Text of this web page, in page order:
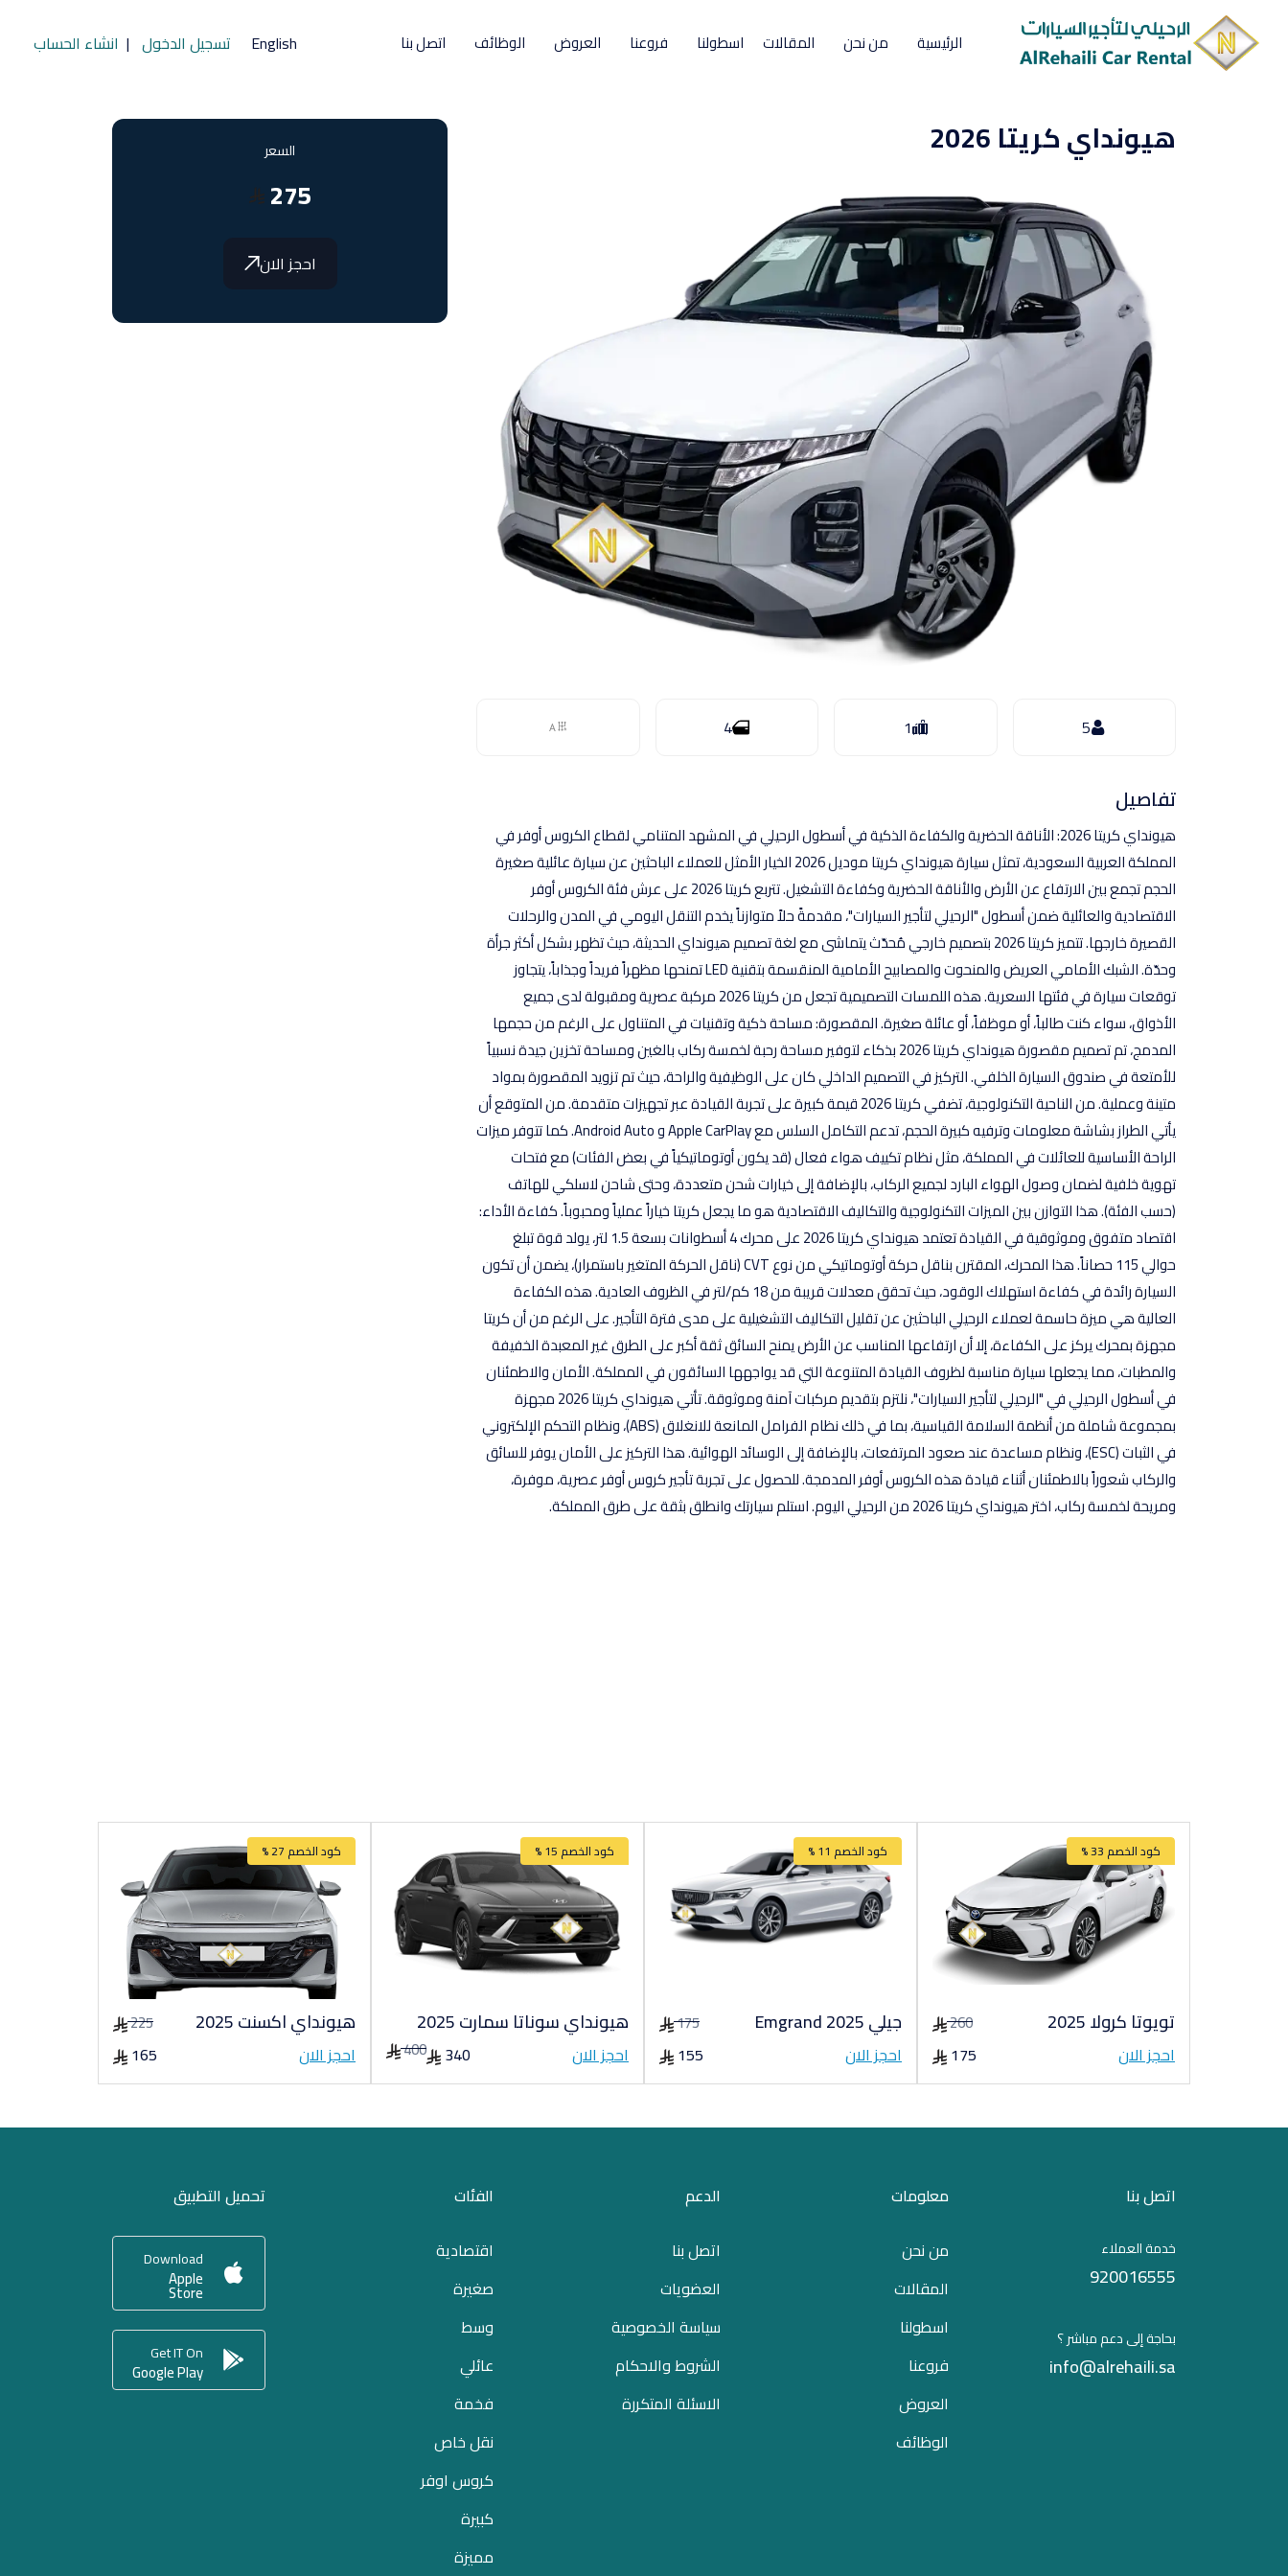
الرئيسية من نحن المقالات اسطولنا فروعنا العروض الوظائف اتصل بنا English تسجيل الدخول | انشاء الحساب
هيونداي كريتا 2026
5
1
4
تفاصيل
هيونداي كريتا 2026: الأناقة الحضرية والكفاءة الذكية في أسطول الرحيلي في المشهد المتنامي لقطاع الكروس أوفر في
المملكة العربية السعودية، تمثل سيارة هيونداي كريتا موديل 2026 الخيار الأمثل للعملاء الباحثين عن سيارة عائلية صغيرة
الحجم تجمع بين الارتفاع عن الأرض والأناقة الحضرية وكفاءة التشغيل. تتربع كريتا 2026 على عرش فئة الكروس أوفر
الاقتصادية والعائلية ضمن أسطول "الرحيلي لتأجير السيارات"، مقدمةً حلاً متوازناً يخدم التنقل اليومي في المدن والرحلات
القصيرة خارجها. تتميز كريتا 2026 بتصميم خارجي مُحدّث يتماشى مع لغة تصميم هيونداي الحديثة، حيث تظهر بشكل أكثر جرأة
وحدّة. الشبك الأمامي العريض والمنحوت والمصابيح الأمامية المنقسمة بتقنية LED تمنحها مظهراً فريداً وجذاباً، يتجاوز
توقعات سيارة في فئتها السعرية. هذه اللمسات التصميمية تجعل من كريتا 2026 مركبة عصرية ومقبولة لدى جميع
الأذواق، سواء كنت طالباً، أو موظفاً، أو عائلة صغيرة. المقصورة: مساحة ذكية وتقنيات في المتناول على الرغم من حجمها
المدمج، تم تصميم مقصورة هيونداي كريتا 2026 بذكاء لتوفير مساحة رحبة لخمسة ركاب بالغين ومساحة تخزين جيدة نسبياً
للأمتعة في صندوق السيارة الخلفي. التركيز في التصميم الداخلي كان على الوظيفية والراحة، حيث تم تزويد المقصورة بمواد
متينة وعملية. من الناحية التكنولوجية، تضفي كريتا 2026 قيمة كبيرة على تجربة القيادة عبر تجهيزات متقدمة. من المتوقع أن
يأتي الطراز بشاشة معلومات وترفيه كبيرة الحجم، تدعم التكامل السلس مع Apple CarPlay و Android Auto. كما تتوفر ميزات
الراحة الأساسية للعائلات في المملكة، مثل نظام تكييف هواء فعال (قد يكون أوتوماتيكياً في بعض الفئات) مع فتحات
تهوية خلفية لضمان وصول الهواء البارد لجميع الركاب، بالإضافة إلى خيارات شحن متعددة، وحتى شاحن لاسلكي للهاتف
(حسب الفئة). هذا التوازن بين الميزات التكنولوجية والتكاليف الاقتصادية هو ما يجعل كريتا خياراً عملياً ومحبوباً. كفاءة الأداء:
اقتصاد متفوق وموثوقية في القيادة تعتمد هيونداي كريتا 2026 على محرك 4 أسطوانات بسعة 1.5 لتر، يولد قوة تبلغ
حوالي 115 حصاناً. هذا المحرك، المقترن بناقل حركة أوتوماتيكي من نوع CVT (ناقل الحركة المتغير باستمرار)، يضمن أن تكون
السيارة رائدة في كفاءة استهلاك الوقود، حيث تحقق معدلات قريبة من 18 كم/لتر في الظروف العادية. هذه الكفاءة
العالية هي ميزة حاسمة لعملاء الرحيلي الباحثين عن تقليل التكاليف التشغيلية على مدى فترة التأجير. على الرغم من أن كريتا
مجهزة بمحرك يركز على الكفاءة، إلا أن ارتفاعها المناسب عن الأرض يمنح السائق ثقة أكبر على الطرق غير المعبدة الخفيفة
والمطبات، مما يجعلها سيارة مناسبة لظروف القيادة المتنوعة التي قد يواجهها السائقون في المملكة. الأمان والاطمئنان
في أسطول الرحيلي في "الرحيلي لتأجير السيارات"، نلتزم بتقديم مركبات آمنة وموثوقة. تأتي هيونداي كريتا 2026 مجهزة
بمجموعة شاملة من أنظمة السلامة القياسية، بما في ذلك نظام الفرامل المانعة للانغلاق (ABS)، ونظام التحكم الإلكتروني
في الثبات (ESC)، ونظام مساعدة عند صعود المرتفعات، بالإضافة إلى الوسائد الهوائية. هذا التركيز على الأمان يوفر للسائق
والركاب شعوراً بالاطمئنان أثناء قيادة هذه الكروس أوفر المدمجة. للحصول على تجربة تأجير كروس أوفر عصرية، موفرة،
ومريحة لخمسة ركاب، اختر هيونداي كريتا 2026 من الرحيلي اليوم. استلم سيارتك وانطلق بثقة على طرق المملكة.
السعر
275
احجز الان
كود الخصم 33 %
تويوتا كرولا 2025 260
175 احجز الان
كود الخصم 11 %
جيلي Emgrand 2025 175
155 احجز الان
كود الخصم 15 %
هيونداي سوناتا سمارت 2025
400 340 احجز الان
كود الخصم 27 %
هيونداي اكسنت 2025 225
165 احجز الان
اتصل بنا
خدمة العملاء
920016555
بحاجة إلى دعم مباشر ؟
info@alrehaili.sa
معلومات
من نحن
المقالات
اسطولنا
فروعنا
العروض
الوظائف
الدعم
اتصل بنا
العضويات
سياسة الخصوصية
الشروط والاحكام
الاسئلة المتكررة
الفئات
اقتصادية
صغيرة
وسط
عائلي
فخمة
نقل خاص
كروس اوفر
كبيرة
مميزة
تحميل التطبيق
Download
Apple
Store
Get IT On
Google Play